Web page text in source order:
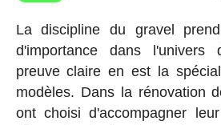
La discipline du gravel
d'importance dans l'univers
preuve claire en est la
modèles. Dans la rénovation
ont choisi d'accompagner